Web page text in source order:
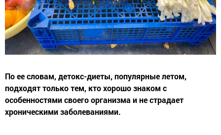
По ее словам, детокс-диеты, популярные летом,
подходят только тем, кто хорошо знаком с
особенностями своего организма и не страдает
хроническими заболеваниями.